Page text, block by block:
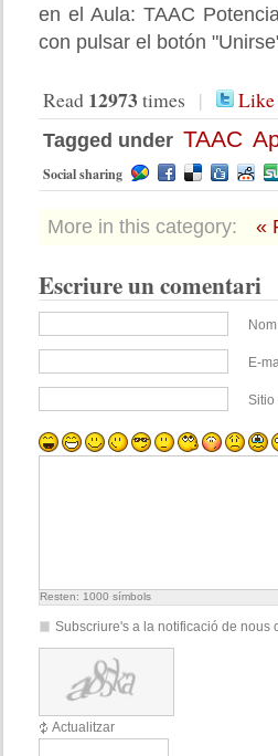
en el Aula: TAAC
con pulsar el botón
Read 12973times | Like
Tagged under TAAC
Social sharing
More in this category: «
Escriure un comentari
E-
Sitio
Resten: 1000 símbols
Subscriure's a la notificació de nous
Actualitzar